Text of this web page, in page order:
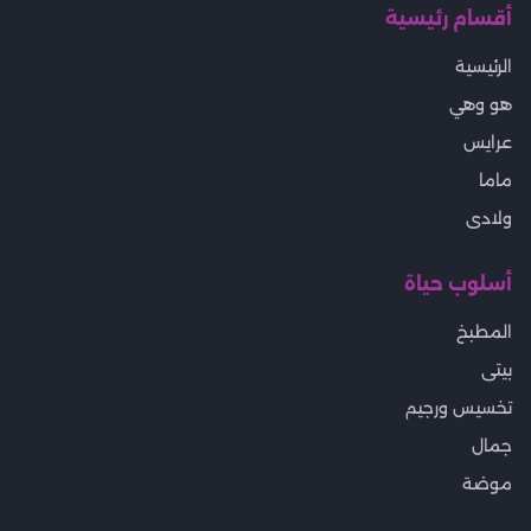
أقسام رئيسية
الرئيسية
هو وهي
عرايس
ماما
ولادى
أسلوب حياة
المطبخ
بيتى
تخسيس ورجيم
جمال
موضة